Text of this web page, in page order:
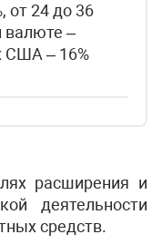
от 24 до 36
валюте –
США – 16%
расширения и
деятельности
средств.